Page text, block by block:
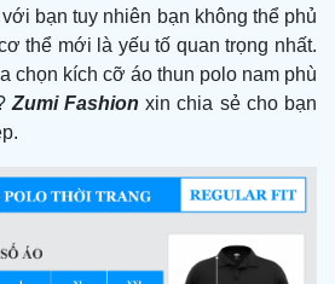
bạn tuy nhiên bạn không thể phủ
thể mới là yếu tố quan trọng nhất.
chọn kích cỡ áo thun polo nam phù
Zumi Fashion xin chia sẻ cho bạn